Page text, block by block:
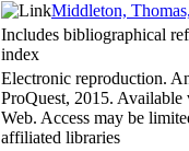
Middleton,
Includes bibliographical
index
Electronic reproduction.
ProQuest, 2015.
Web. Access may be
affiliated libraries